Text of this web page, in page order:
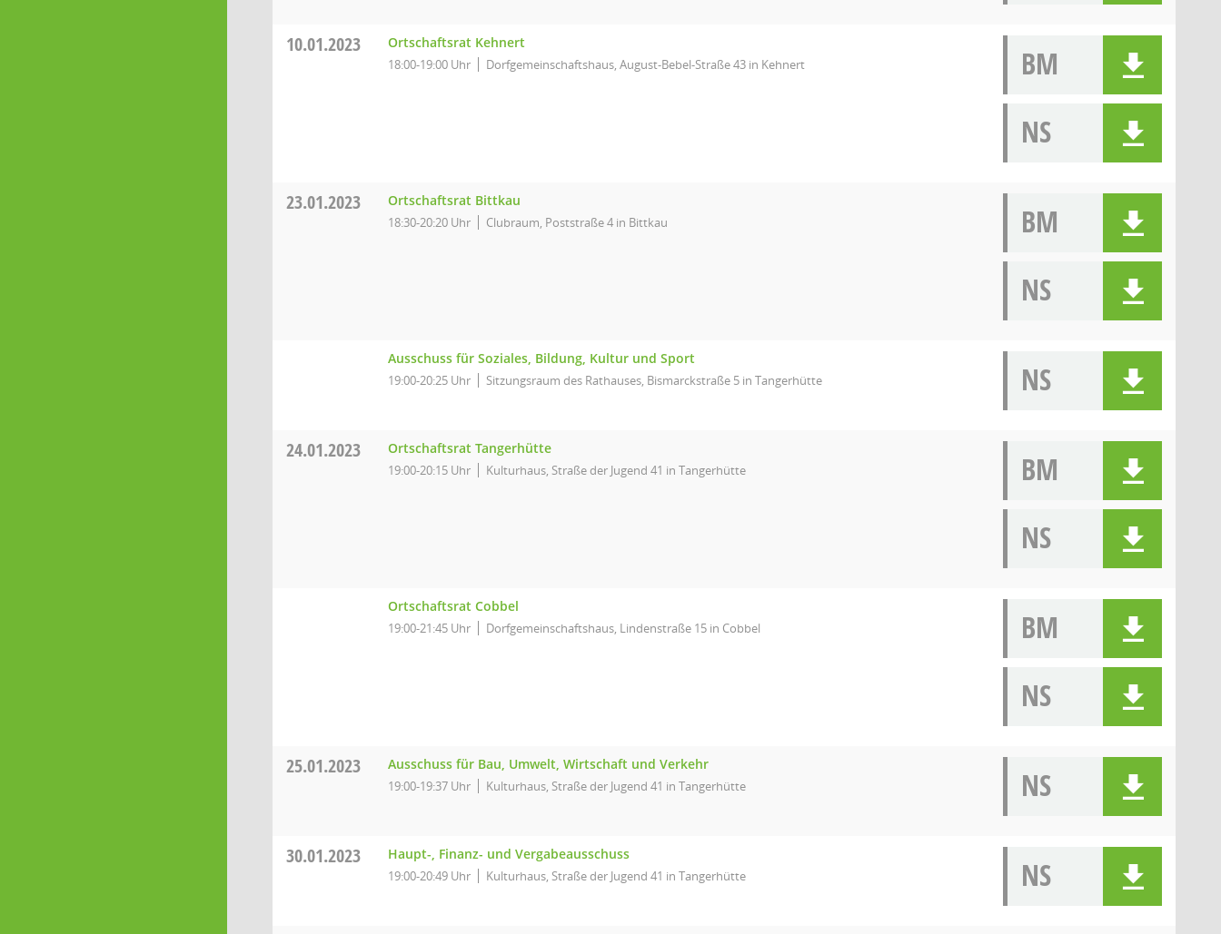
10.01.2023 Ortschaftsrat Kehnert
18:00-19:00 Uhr Dorfgemeinschaftshaus, August-Bebel-Straße 43 in Kehnert
BM
NS
23.01.2023 Ortschaftsrat Bittkau
18:30-20:20 Uhr Clubraum, Poststraße 4 in Bittkau
BM
NS
Ausschuss für Soziales, Bildung, Kultur und Sport
19:00-20:25 Uhr Sitzungsraum des Rathauses, Bismarckstraße 5 in Tangerhütte NS
24.01.2023 Ortschaftsrat Tangerhütte
19:00-20:15 Uhr Kulturhaus, Straße der Jugend 41 in Tangerhütte
BM
NS
Ortschaftsrat Cobbel
19:00-21:45 Uhr Dorfgemeinschaftshaus, Lindenstraße 15 in Cobbel
BM
NS
25.01.2023 Ausschuss für Bau, Umwelt, Wirtschaft und Verkehr
19:00-19:37 Uhr Kulturhaus, Straße der Jugend 41 in Tangerhütte NS
30.01.2023 Haupt-, Finanz- und Vergabeausschuss
19:00-20:49 Uhr Kulturhaus, Straße der Jugend 41 in Tangerhütte NS